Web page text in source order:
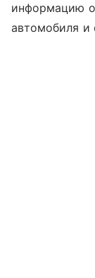
информацию о
автомобиля и